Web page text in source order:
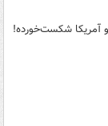
و آمریکا شکست‌خورده!